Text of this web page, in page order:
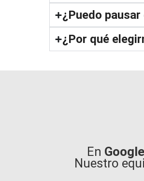
¿Puedo
¿Por qué
En
Nuestro